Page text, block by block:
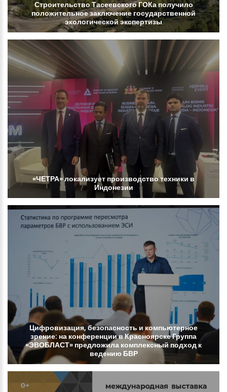
СтроительствоТасеевскогоГОКаполучило
положительноезаключениегосударственной
экологической экспертизы
«ЧЕТРА»локализует производствотехники в
Индонезии
Цифровизация, безопасность и компьютерное
зрение: на конференциивКрасноярскеГруппа
«ЭВОБЛАСТ» предложила комплексный подход к
ведению БВР